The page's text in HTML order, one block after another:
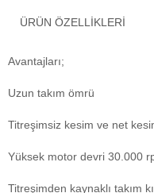
ÜRÜN ÖZELLIKLERI
Avantajları;
Uzun takım ömrü
Titreşimsiz kesim ve net
Yüksek motor devri 30.000
Titreşimden kaynaklı takım